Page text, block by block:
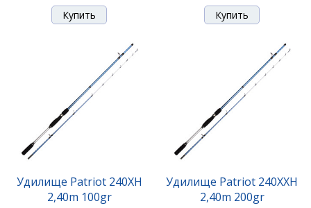
Удилище Patriot 240XH
2,40m 100gr
Удилище Patriot 240XXH
2,40m 200gr